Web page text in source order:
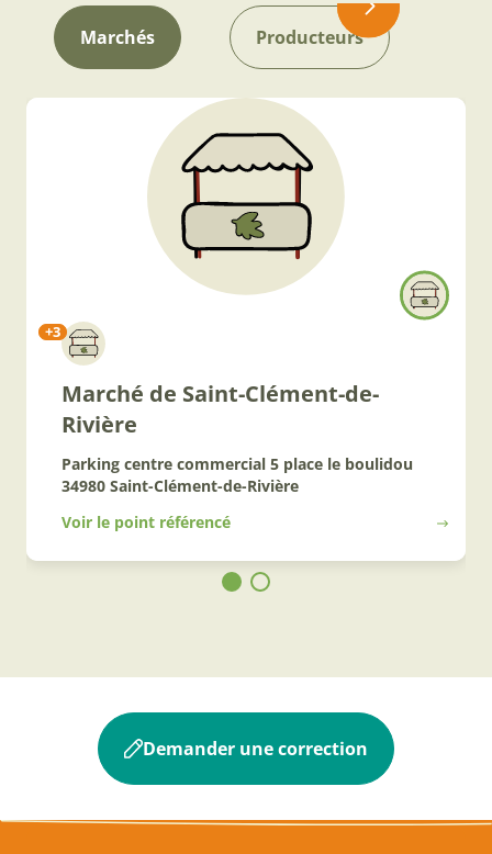
Marchés Producteurs
+3
Marché de Saint-Clément-de-
Rivière
Parking centre commercial 5 place le boulidou
34980 Saint-Clément-de-Rivière
Voir le point référencé
Demander une correction